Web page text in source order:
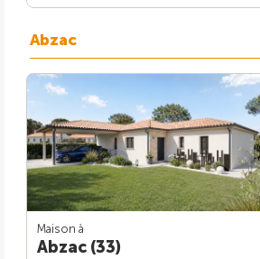
Abzac
Maison à
Abzac (33)